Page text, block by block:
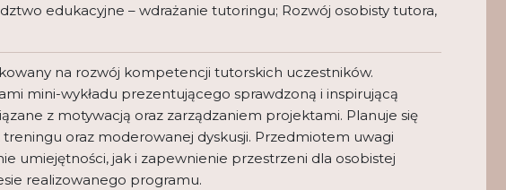
edukacyjne – wdrażanie tutoringu; Rozwój osobisty tutora,
na rozwój kompetencji tutorskich uczestników.
mini-wykładu prezentującego sprawdzoną i inspirującą
z motywacją oraz zarządzaniem projektami. Planuje się
oraz moderowanej dyskusji. Przedmiotem uwagi
umiejętności, jak i zapewnienie przestrzeni dla osobistej
realizowanego programu.